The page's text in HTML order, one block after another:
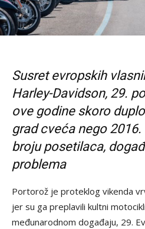
Susret evropskih
Harley-Davidson, 29.
ove godine skoro
grad cveća nego
broju posetilaca,
problema
Portorož je proteklog vikenda
jer su ga preplavili kultni
međunarodnom događaju, 29.